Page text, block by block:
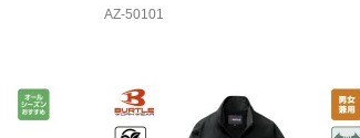
AZ-50101